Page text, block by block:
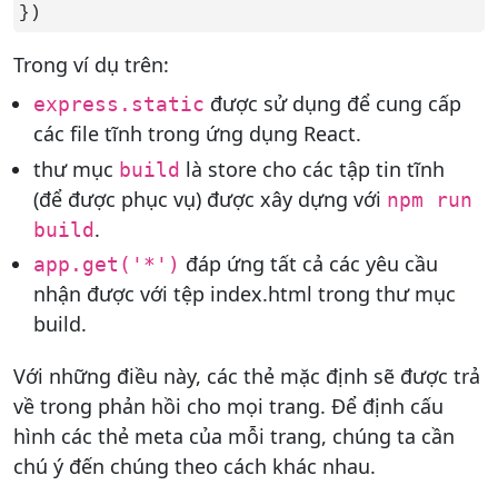
})
Trong ví dụ trên:
express.static được sử dụng để cung cấp
các file tĩnh trong ứng dụng React.
thư mục build là store cho các tập tin tĩnh
(để được phục vụ) được xây dựng với npm run
build.
app.get('*') đáp ứng tất cả các yêu cầu
nhận được với tệp index.html trong thư mục
build.
Với những điều này, các thẻ mặc định sẽ được trả
về trong phản hồi cho mọi trang. Để định cấu
hình các thẻ meta của mỗi trang, chúng ta cần
chú ý đến chúng theo cách khác nhau.